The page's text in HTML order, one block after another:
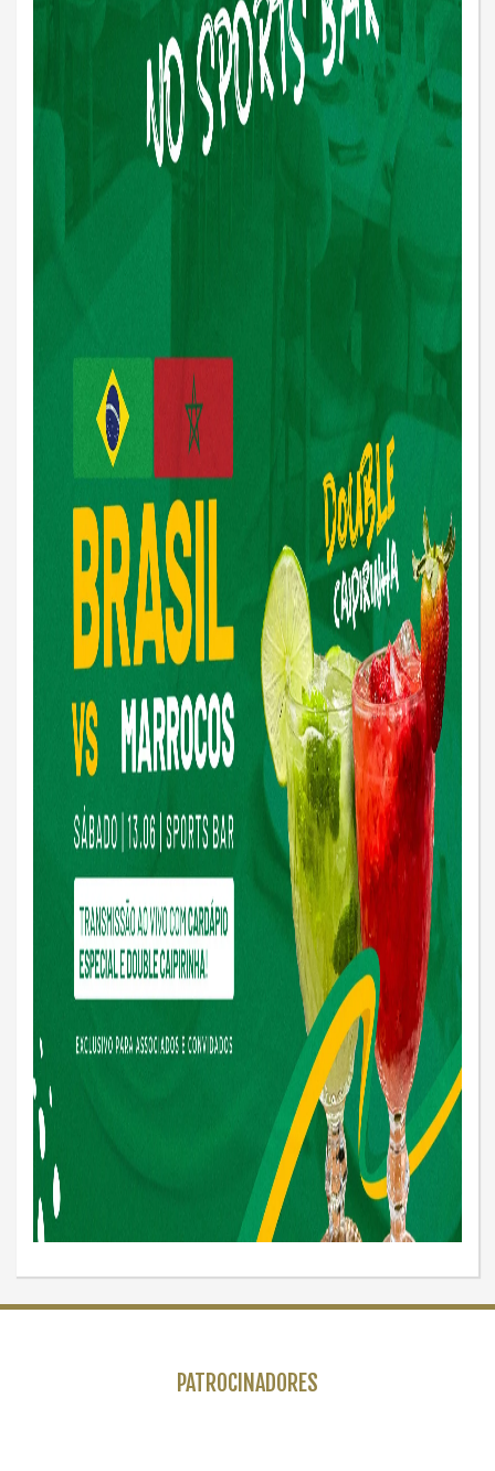
PATROCINADORES